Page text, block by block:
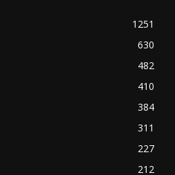
1251
630
482
410
384
311
227
212